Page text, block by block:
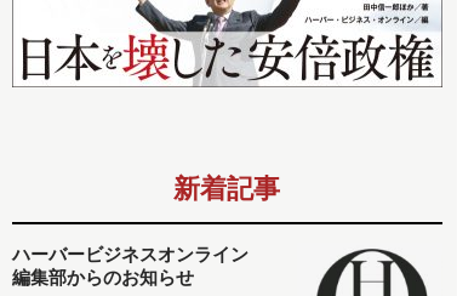
新着記事
ハーバービジネスオンライン
編集部からのお知らせ